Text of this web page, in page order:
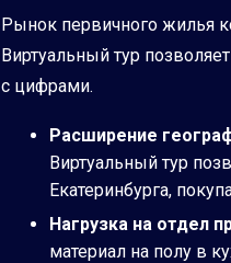
Рынок первичного жилья
Виртуальный тур
с цифрами.
Расширение
Виртуальный тур
Екатеринбурга,
Нагрузка на отдел
материал на полу в